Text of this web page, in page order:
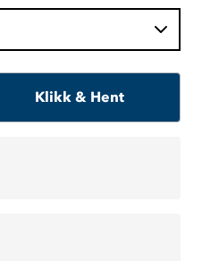
Klikk & Hent